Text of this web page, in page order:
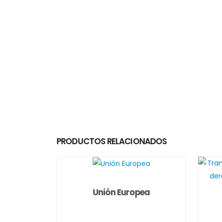
PRODUCTOS RELACIONADOS
Unión Europea